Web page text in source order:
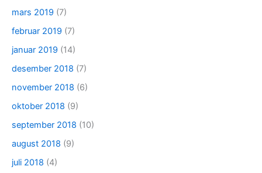
mars 2019 (7)
februar 2019 (7)
januar 2019 (14)
desember 2018 (7)
november 2018 (6)
oktober 2018 (9)
september 2018 (10)
august 2018 (9)
juli 2018 (4)